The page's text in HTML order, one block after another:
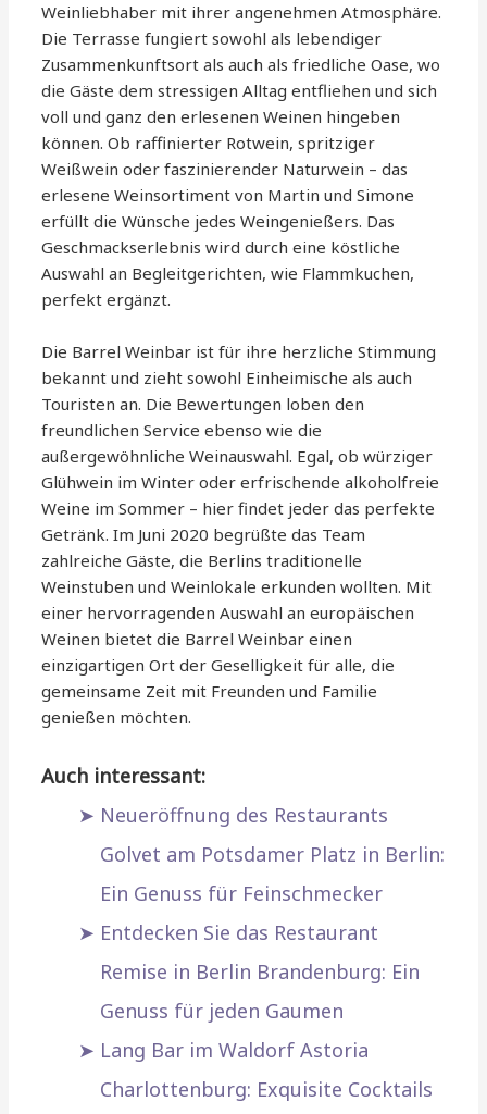
Weinliebhaber mit ihrer angenehmen Atmosphäre.
Die Terrasse fungiert sowohl als lebendiger
Zusammenkunftsort als auch als friedliche Oase, wo
die Gäste dem stressigen Alltag entfliehen und sich
voll und ganz den erlesenen Weinen hingeben
können. Ob raffinierter Rotwein, spritziger
Weißwein oder faszinierender Naturwein – das
erlesene Weinsortiment von Martin und Simone
erfüllt die Wünsche jedes Weingenießers. Das
Geschmackserlebnis wird durch eine köstliche
Auswahl an Begleitgerichten, wie Flammkuchen,
perfekt ergänzt.
Die Barrel Weinbar ist für ihre herzliche Stimmung
bekannt und zieht sowohl Einheimische als auch
Touristen an. Die Bewertungen loben den
freundlichen Service ebenso wie die
außergewöhnliche Weinauswahl. Egal, ob würziger
Glühwein im Winter oder erfrischende alkoholfreie
Weine im Sommer – hier findet jeder das perfekte
Getränk. Im Juni 2020 begrüßte das Team
zahlreiche Gäste, die Berlins traditionelle
Weinstuben und Weinlokale erkunden wollten. Mit
einer hervorragenden Auswahl an europäischen
Weinen bietet die Barrel Weinbar einen
einzigartigen Ort der Geselligkeit für alle, die
gemeinsame Zeit mit Freunden und Familie
genießen möchten.
Auch interessant:
Neueröffnung des Restaurants
Golvet am Potsdamer Platz in Berlin:
Ein Genuss für Feinschmecker
Entdecken Sie das Restaurant
Remise in Berlin Brandenburg: Ein
Genuss für jeden Gaumen
Lang Bar im Waldorf Astoria
Charlottenburg: Exquisite Cocktails